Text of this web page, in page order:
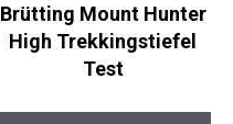
Brütting Mount Hunter
High Trekkingstiefel
Test